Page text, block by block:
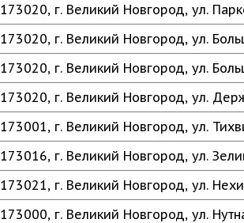
173020, г. Великий Новгород, ул.
173020, г. Великий Новгород, ул.
173020, г. Великий Новгород, ул.
173020, г. Великий Новгород, ул.
173001, г. Великий Новгород, ул.
173016, г. Великий Новгород, ул.
173021, г. Великий Новгород, ул.
173000, г. Великий Новгород, ул.